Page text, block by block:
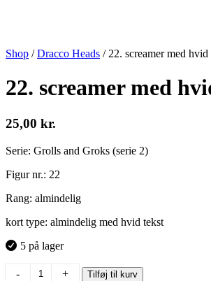
Shop /Dracco Heads / 22. screamer med hvid
22. screamer med
25,00 kr.
Serie: Grolls and Groks (serie 2)
Figur nr.: 22
Rang: almindelig
kort type: almindelig med hvid tekst
5 på lager
- + Tilføj til kurv